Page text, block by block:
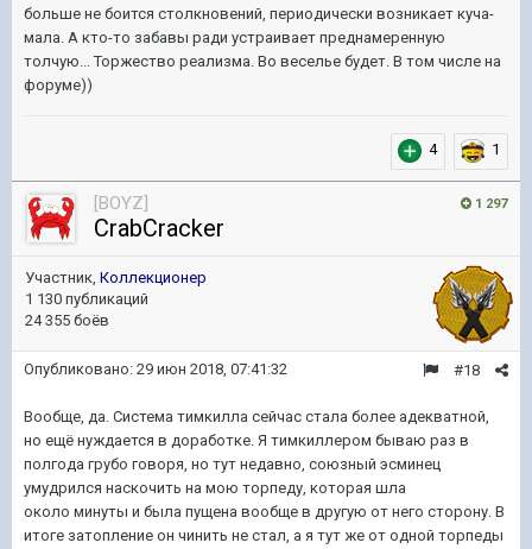
больше не боится столкновений, периодически возникает куча-
мала. А кто-то забавы ради устраивает преднамеренную
толчую... Торжество реализма. Во веселье будет. В том числе на
форуме))
4 1
1 297
[BOYZ]
CrabCracker
Участник, Коллекционер
1 130 публикаций
24 355 боёв
#18
Опубликовано: 29 июн 2018, 07:41:32
Вообще, да. Система тимкилла сейчас стала более адекватной,
но ещё нуждается в доработке. Я тимкиллером бываю раз в
полгода грубо говоря, но тут недавно, союзный эсминец
умудрился наскочить на мою торпеду, которая шла
около минуты и была пущена вообще в другую от него сторону. В
итоге затопление он чинить не стал, а я тут же от одной торпеды